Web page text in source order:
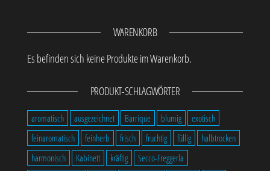
WARENKORB
Es befinden sich keine Produkte im Warenkorb.
PRODUKT-SCHLAGWÖRTER
aromatisch ausgezeichnet Barrique blumig
exotisch
feinaromatisch
feinherb frisch fruchtig füllig
halbtrocken
harmonisch
Kabinett kräftig
Secco-Freggerla